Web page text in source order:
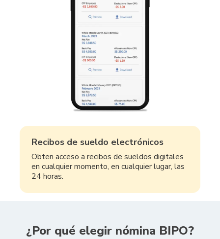
Recibos de sueldo electrónicos
Obten acceso a recibos de sueldos digitales
en cualquier momento, en cualquier lugar, las
24 horas.
¿Por qué elegir nómina BIPO?